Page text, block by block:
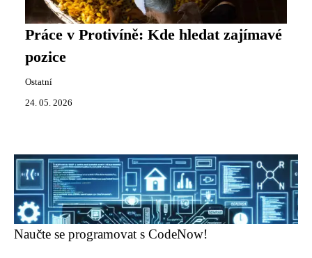
Práce v Protivíně: Kde hledat zajímavé
pozice
Ostatní
24. 05. 2026
Naučte se programovat s CodeNow!